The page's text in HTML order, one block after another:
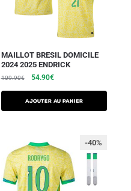
MAILLOT BRESIL DOMICILE
2024 2025 ENDRICK
109.90€ 54.90€
AJOUTER AU PANIER
-40%